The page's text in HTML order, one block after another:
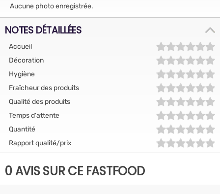
Aucune photo enregistrée.
NOTES DÉTAILLÉES
Accueil
Décoration
Hygiène
Fraîcheur des produits
Qualité des produits
Temps d'attente
Quantité
Rapport qualité/prix
0 AVIS SUR CE FASTFOOD